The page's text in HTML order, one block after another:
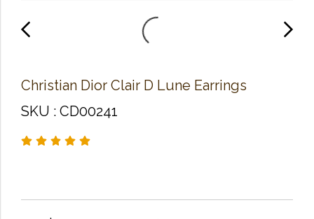
Christian Dior Clair D Lune Earrings
SKU : CD00241